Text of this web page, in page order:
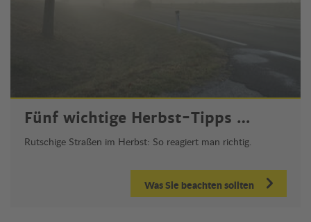
Fünf wichtige Herbst-Tipps …
Rutschige Straßen im Herbst: So reagiert man richtig.
Was Sie beachten sollten